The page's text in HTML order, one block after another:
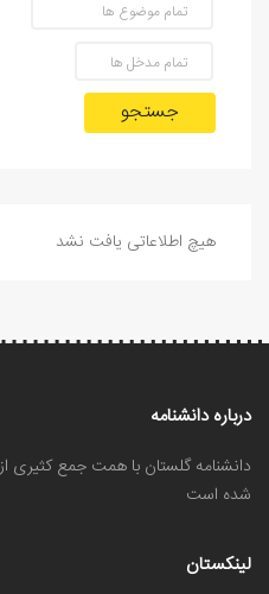
جستجو
هیچ اطلاعاتی یافت نشد
درباره دانشنامه
دانشنامه گلستان با همت جمع کثیری
شده است
لینکستان